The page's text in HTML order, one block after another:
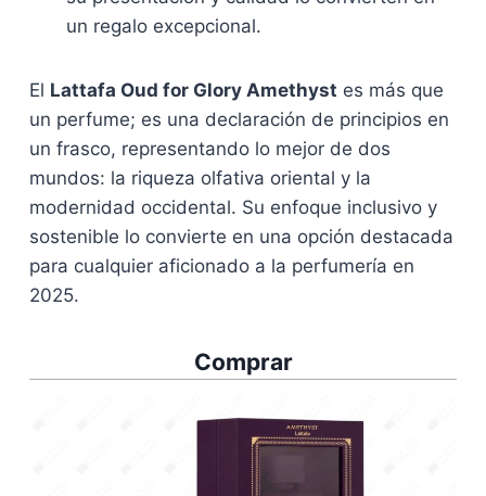
un regalo excepcional.
El Lattafa Oud for Glory Amethyst es más que
un perfume; es una declaración de principios en
un frasco, representando lo mejor de dos
mundos: la riqueza olfativa oriental y la
modernidad occidental. Su enfoque inclusivo y
sostenible lo convierte en una opción destacada
para cualquier aficionado a la perfumería en
2025.
Comprar